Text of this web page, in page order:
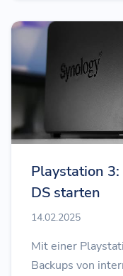
Playstation
DS starten
14.02.2025
Mit einer
Backups von